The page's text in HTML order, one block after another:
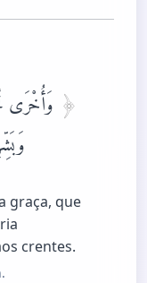
وَأُخْرَى
graça, que
crentes.